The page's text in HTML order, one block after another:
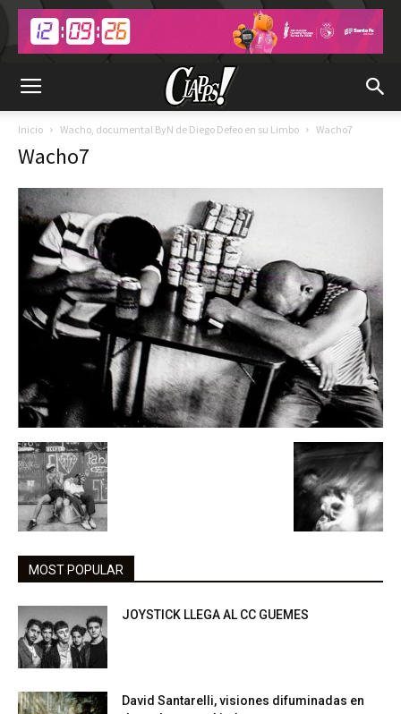
Inicio Wacho, documental ByN de Diego Defeo en su Limbo Wacho7
Wacho7
MOST POPULAR
JOYSTICK LLEGA AL CC GUEMES
David Santarelli, visiones difuminadas en